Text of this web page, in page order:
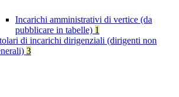
Incarichi amministrativi di vertice (da
pubblicare in tabelle) 1
di incarichi dirigenziali (dirigenti non
3